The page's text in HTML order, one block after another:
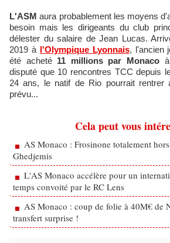
L'ASM aura probablement les moyens
besoin mais les dirigeants du club
délester du salaire de Jean Lucas.
2019 à l'Olympique Lyonnais, l'ancien
été acheté 11 millions par Monaco
disputé que 10 rencontres TCC depuis
24 ans, le natif de Rio pourrait rentrer
prévu...
Cela peut vous
AS Monaco : Frosinone totalement
Ghedjemis
L'AS Monaco accélère pour un
temps convoité par le RC Lens
AS Monaco : coup de folie à 40M€ de
transfert surprise !